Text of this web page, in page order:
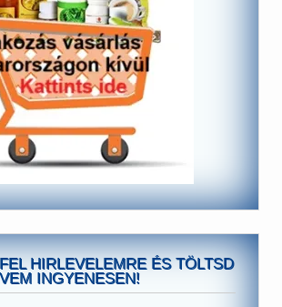
HIRLEVELEMRE ÉS TÖLTSD
INGYENESEN!